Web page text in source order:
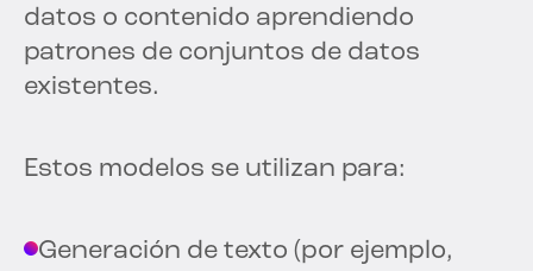
datos o contenido aprendiendo
patrones de conjuntos de datos
existentes.
Estos modelos se utilizan para:
Generación de texto (por ejemplo,